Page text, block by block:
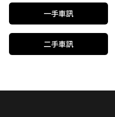
一手車訊
二手車訊